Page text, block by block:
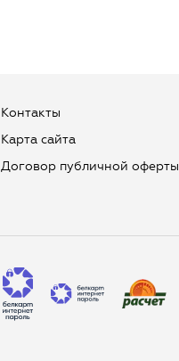
Контакты
Карта сайта
Договор публичной оферты